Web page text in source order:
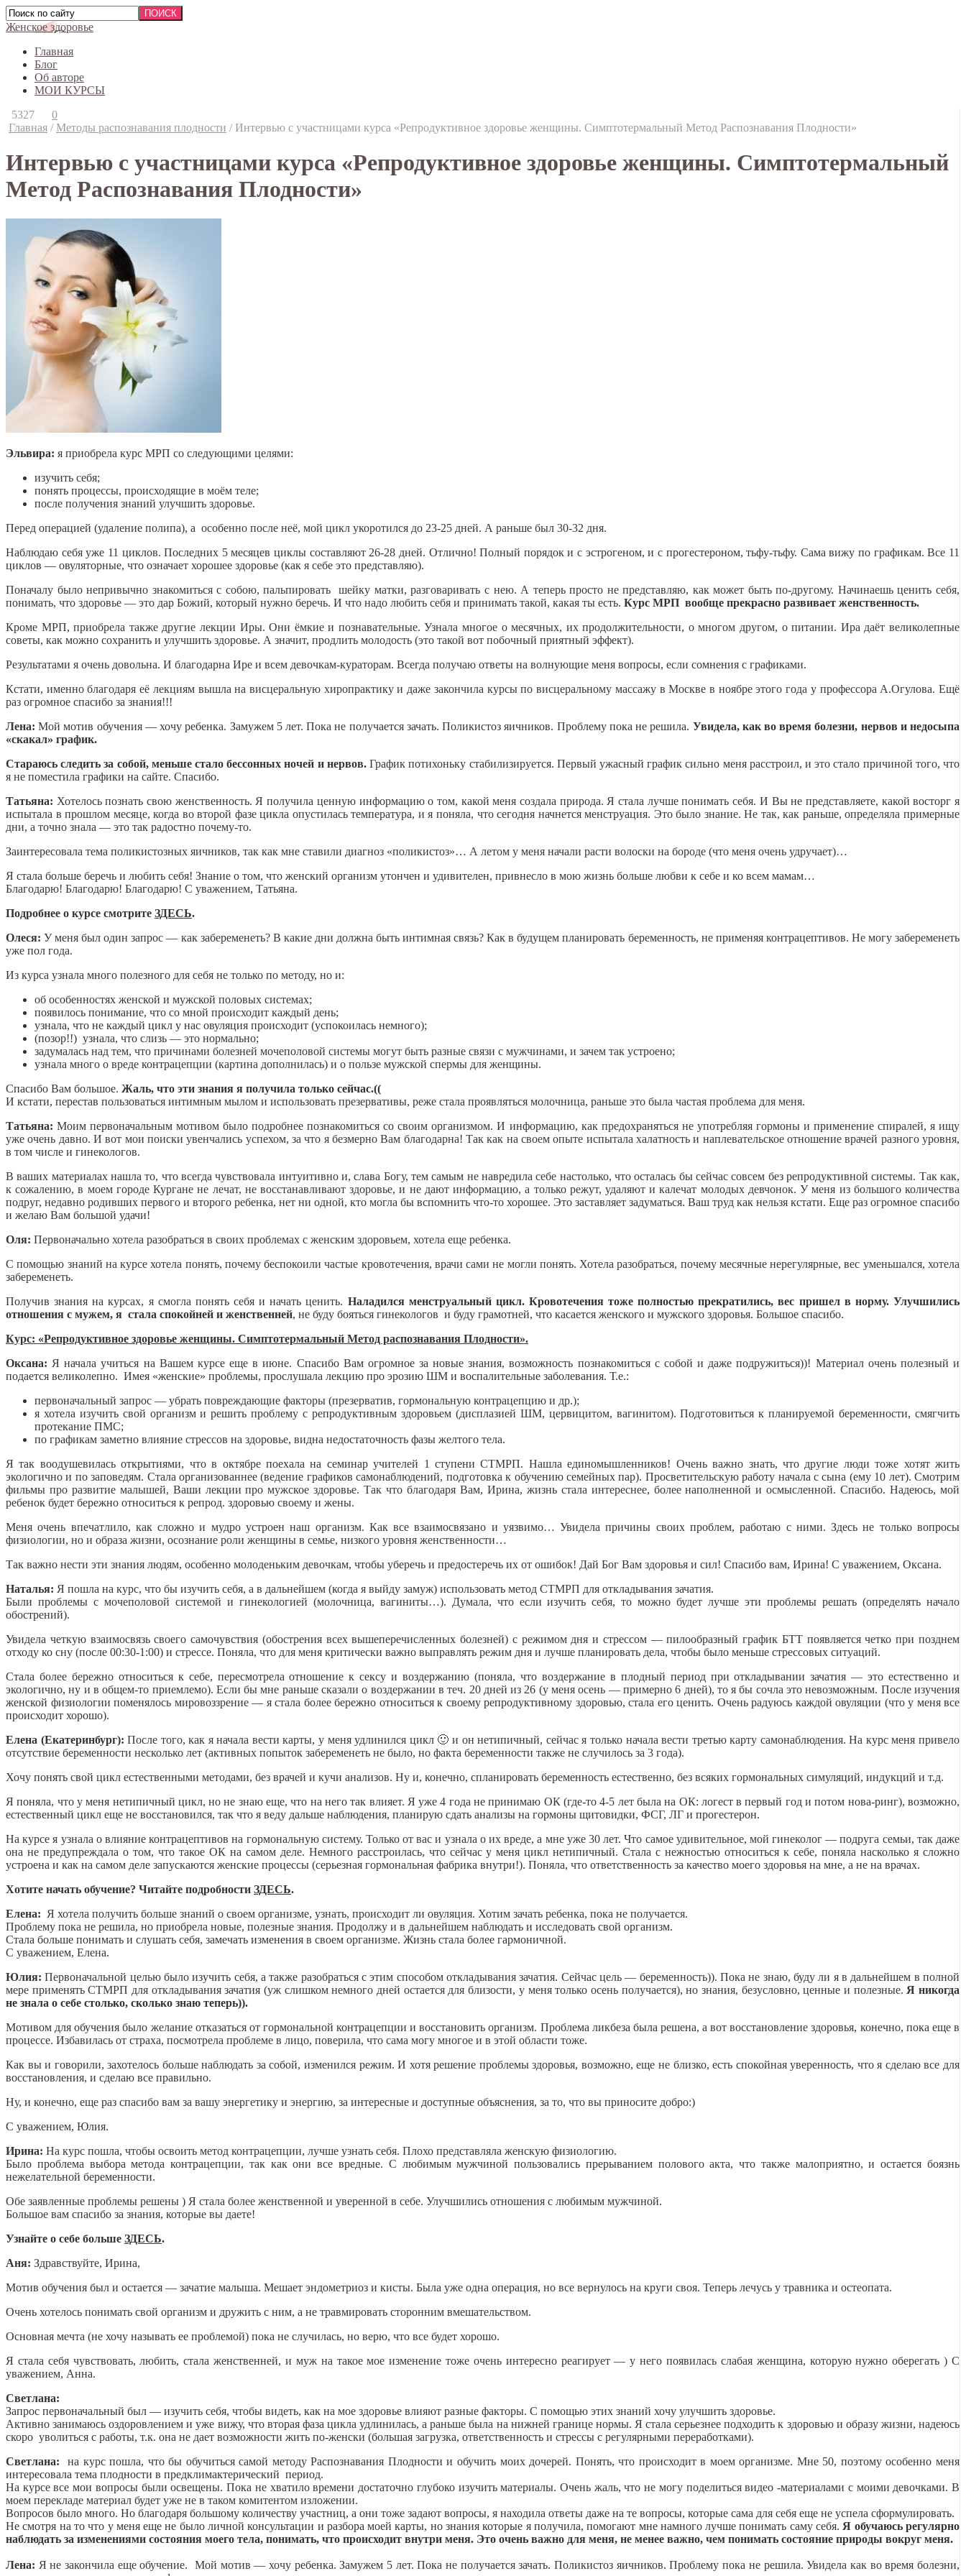
Женское здоровье
Главная
Блог
Об авторе
МОИ КУРСЫ
5327
0
Главная /Методы распознавания плодности /Интервью с участницами курса «Репродуктивное здоровье женщины. Симптотермальный Метод Распознавания Плодности»
Интервью с участницами курса «Репродуктивное здоровье женщины. Симптотермальный
Метод Распознавания Плодности»
Эльвира: я приобрела курс МРП со следующими целями:
изучить себя;
понять процессы, происходящие в моём теле;
после получения знаний улучшить здоровье.
Перед операцией (удаление полипа), а особенно после неё, мой цикл укоротился до 23-25 дней. А раньше был 30-32 дня.
Наблюдаю себя уже 11 циклов. Последних 5 месяцев циклы составляют 26-28 дней. Отлично! Полный порядок и с эстрогеном, и с прогестероном, тьфу-тьфу. Сама вижу по графикам. Все 11
циклов — овуляторные, что означает хорошее здоровье (как я себе это представляю).
Поначалу было непривычно знакомиться с собою, пальпировать шейку матки, разговаривать с нею. А теперь просто не представляю, как может быть по-другому. Начинаешь ценить себя,
понимать, что здоровье — это дар Божий, который нужно беречь. И что надо любить себя и принимать такой, какая ты есть. Курс МРП вообще прекрасно развивает женственность.
Кроме МРП, приобрела также другие лекции Иры. Они ёмкие и познавательные. Узнала многое о месячных, их продолжительности, о многом другом, о питании. Ира даёт великолепные
советы, как можно сохранить и улучшить здоровье. А значит, продлить молодость (это такой вот побочный приятный эффект).
Результатами я очень довольна. И благодарна Ире и всем девочкам-кураторам. Всегда получаю ответы на волнующие меня вопросы, если сомнения с графиками.
Кстати, именно благодаря её лекциям вышла на висцеральную хиропрактику и даже закончила курсы по висцеральному массажу в Москве в ноябре этого года у профессора А.Огулова. Ещё
раз огромное спасибо за знания!!!
Лена:Мой мотив обучения — хочу ребенка. Замужем 5 лет. Пока не получается зачать. Поликистоз яичников. Проблему пока не решила. Увидела, как во время болезни, нервов и недосыпа
«скакал» график.
Стараюсь следить за собой, меньше стало бессонных ночей и нервов.График потихоньку стабилизируется. Первый ужасный график сильно меня расстроил, и это стало причиной того, что
я не поместила графики на сайте. Спасибо.
Татьяна: Хотелось познать свою женственность. Я получила ценную информацию о том, какой меня создала природа. Я стала лучше понимать себя. И Вы не представляете, какой восторг я
испытала в прошлом месяце, когда во второй фазе цикла опустилась температура, и я поняла, что сегодня начнется менструация. Это было знание. Не так, как раньше, определяла примерные
дни, а точно знала — это так радостно почему-то.
Заинтересовала тема поликистозных яичников, так как мне ставили диагноз «поликистоз»… А летом у меня начали расти волоски на бороде (что меня очень удручает)…
Я стала больше беречь и любить себя! Знание о том, что женский организм утончен и удивителен, привнесло в мою жизнь больше любви к себе и ко всем мамам…
Благодарю! Благодарю! Благодарю! С уважением, Татьяна.
Подробнее о курсе смотрите ЗДЕСЬ.
Олеся: У меня был один запрос — как забеременеть? В какие дни должна быть интимная связь? Как в будущем планировать беременность, не применяя контрацептивов. Не могу забеременеть
уже пол года.
Из курса узнала много полезного для себя не только по методу, но и:
об особенностях женской и мужской половых системах;
появилось понимание, что со мной происходит каждый день;
узнала, что не каждый цикл у нас овуляция происходит (успокоилась немного);
(позор!!) узнала, что слизь — это нормально;
задумалась над тем, что причинами болезней мочеполовой системы могут быть разные связи с мужчинами, и зачем так устроено;
узнала много о вреде контрацепции (картина дополнилась) и о пользе мужской спермы для женщины.
Спасибо Вам большое. Жаль, что эти знания я получила только сейчас.((
И кстати, перестав пользоваться интимным мылом и использовать презервативы, реже стала проявляться молочница, раньше это была частая проблема для меня.
Татьяна: Моим первоначальным мотивом было подробнее познакомиться со своим организмом. И информацию, как предохраняться не употребляя гормоны и применение спиралей, я ищу
уже очень давно. И вот мои поиски увенчались успехом, за что я безмерно Вам благодарна! Так как на своем опыте испытала халатность и наплевательское отношение врачей разного уровня,
в том числе и гинекологов.
В ваших материалах нашла то, что всегда чувствовала интуитивно и, слава Богу, тем самым не навредила себе настолько, что осталась бы сейчас совсем без репродуктивной системы. Так как,
к сожалению, в моем городе Кургане не лечат, не восстанавливают здоровье, и не дают информацию, а только режут, удаляют и калечат молодых девчонок. У меня из большого количества
подруг, недавно родивших первого и второго ребенка, нет ни одной, кто могла бы вспомнить что-то хорошее. Это заставляет задуматься. Ваш труд как нельзя кстати. Еще раз огромное спасибо
и желаю Вам большой удачи!
Оля: Первоначально хотела разобраться в своих проблемах с женским здоровьем, хотела еще ребенка.
С помощью знаний на курсе хотела понять, почему беспокоили частые кровотечения, врачи сами не могли понять. Хотела разобраться, почему месячные нерегулярные, вес уменьшался, хотела
забеременеть.
Получив знания на курсах, я смогла понять себя и начать ценить. Наладился менструальный цикл. Кровотечения тоже полностью прекратились, вес пришел в норму. Улучшились
отношения с мужем, я стала спокойней и женственней, не буду бояться гинекологов и буду грамотней, что касается женского и мужского здоровья. Большое спасибо.
Курс: «Репродуктивное здоровье женщины. Симптотермальный Метод распознавания Плодности».
Оксана: Я начала учиться на Вашем курсе еще в июне. Спасибо Вам огромное за новые знания, возможность познакомиться с собой и даже подружиться))! Материал очень полезный и
подается великолепно. Имея «женские» проблемы, прослушала лекцию про эрозию ШМ и воспалительные заболевания. Т.е.:
первоначальный запрос — убрать повреждающие факторы (презерватив, гормональную контрацепцию и др.);
я хотела изучить свой организм и решить проблему с репродуктивным здоровьем (дисплазией ШМ, цервицитом, вагинитом). Подготовиться к планируемой беременности, смягчить
протекание ПМС;
по графикам заметно влияние стрессов на здоровье, видна недостаточность фазы желтого тела.
Я так воодушевилась открытиями, что в октябре поехала на семинар учителей 1 ступени СТМРП. Нашла единомышленников! Очень важно знать, что другие люди тоже хотят жить
экологично и по заповедям. Стала организованнее (ведение графиков самонаблюдений, подготовка к обучению семейных пар). Просветительскую работу начала с сына (ему 10 лет). Смотрим
фильмы про развитие малышей, Ваши лекции про мужское здоровье. Так что благодаря Вам, Ирина, жизнь стала интереснее, более наполненной и осмысленной. Спасибо. Надеюсь, мой
ребенок будет бережно относиться к репрод. здоровью своему и жены.
Меня очень впечатлило, как сложно и мудро устроен наш организм. Как все взаимосвязано и уязвимо… Увидела причины своих проблем, работаю с ними. Здесь не только вопросы
физиологии, но и образа жизни, осознание роли женщины в семье, низкого уровня женственности…
Так важно нести эти знания людям, особенно молоденьким девочкам, чтобы уберечь и предостеречь их от ошибок! Дай Бог Вам здоровья и сил! Спасибо вам, Ирина! С уважением, Оксана.
Наталья: Я пошла на курс, что бы изучить себя, а в дальнейшем (когда я выйду замуж) использовать метод СТМРП для откладывания зачатия.
Были проблемы с мочеполовой системой и гинекологией (молочница, вагиниты…). Думала, что если изучить себя, то можно будет лучше эти проблемы решать (определять начало
обострений).
Увидела четкую взаимосвязь своего самочувствия (обострения всех вышеперечисленных болезней) с режимом дня и стрессом — пилообразный график БТТ появляется четко при позднем
отходу ко сну (после 00:30-1:00) и стрессе. Поняла, что для меня критически важно выправлять режим дня и лучше планировать дела, чтобы было меньше стрессовых ситуаций.
Стала более бережно относиться к себе, пересмотрела отношение к сексу и воздержанию (поняла, что воздержание в плодный период при откладывании зачатия — это естественно и
экологично, ну и в общем-то приемлемо). Если бы мне раньше сказали о воздержании в теч. 20 дней из 26 (у меня осень — примерно 6 дней), то я бы сочла это невозможным. После изучения
женской физиологии поменялось мировоззрение — я стала более бережно относиться к своему репродуктивному здоровью, стала его ценить. Очень радуюсь каждой овуляции (что у меня все
происходит хорошо).
Елена (Екатеринбург): После того, как я начала вести карты, у меня удлинился цикл 🙂 и он нетипичный, сейчас я только начала вести третью карту самонаблюдения. На курс меня привело
отсутствие беременности несколько лет (активных попыток забеременеть не было, но факта беременности также не случилось за 3 года).
Хочу понять свой цикл естественными методами, без врачей и кучи анализов. Ну и, конечно, спланировать беременность естественно, без всяких гормональных симуляций, индукций и т.д.
Я поняла, что у меня нетипичный цикл, но не знаю еще, что на него так влияет. Я уже 4 года не принимаю ОК (где-то 4-5 лет была на ОК: логест в первый год и потом нова-ринг), возможно,
естественный цикл еще не восстановился, так что я веду дальше наблюдения, планирую сдать анализы на гормоны щитовидки, ФСГ, ЛГ и прогестерон.
На курсе я узнала о влияние контрацептивов на гормональную систему. Только от вас и узнала о их вреде, а мне уже 30 лет. Что самое удивительное, мой гинеколог — подруга семьи, так даже
она не предупреждала о том, что такое ОК на самом деле. Немного расстроилась, что сейчас у меня цикл нетипичный. Стала с нежностью относиться к себе, поняла насколько я сложно
устроена и как на самом деле запускаются женские процессы (серьезная гормональная фабрика внутри!). Поняла, что ответственность за качество моего здоровья на мне, а не на врачах.
Хотите начать обучение? Читайте подробности ЗДЕСЬ.
Елена: Я хотела получить больше знаний о своем организме, узнать, происходит ли овуляция. Хотим зачать ребенка, пока не получается.
Проблему пока не решила, но приобрела новые, полезные знания. Продолжу и в дальнейшем наблюдать и исследовать свой организм.
Стала больше понимать и слушать себя, замечать изменения в своем организме. Жизнь стала более гармоничной.
С уважением, Елена.
Юлия: Первоначальной целью было изучить себя, а также разобраться с этим способом откладывания зачатия. Сейчас цель — беременность)). Пока не знаю, буду ли я в дальнейшем в полной
мере применять СТМРП для откладывания зачатия (уж слишком немного дней остается для близости, у меня только осень получается), но знания, безусловно, ценные и полезные. Я никогда
не знала о себе столько, сколько знаю теперь)).
Мотивом для обучения было желание отказаться от гормональной контрацепции и восстановить организм. Проблема ликбеза была решена, а вот восстановление здоровья, конечно, пока еще в
процессе. Избавилась от страха, посмотрела проблеме в лицо, поверила, что сама могу многое и в этой области тоже.
Как вы и говорили, захотелось больше наблюдать за собой, изменился режим. И хотя решение проблемы здоровья, возможно, еще не близко, есть спокойная уверенность, что я сделаю все для
восстановления, и сделаю все правильно.
Ну, и конечно, еще раз спасибо вам за вашу энергетику и энергию, за интересные и доступные объяснения, за то, что вы приносите добро:)
С уважением, Юлия.
Ирина: На курс пошла, чтобы освоить метод контрацепции, лучше узнать себя. Плохо представляла женскую физиологию.
Было проблема выбора метода контрацепции, так как они все вредные. С любимым мужчиной пользовались прерыванием полового акта, что также малоприятно, и остается боязнь
нежелательной беременности.
Обе заявленные проблемы решены ) Я стала более женственной и уверенной в себе. Улучшились отношения с любимым мужчиной.
Большое вам спасибо за знания, которые вы даете!
Узнайте о себе больше ЗДЕСЬ.
Аня: Здравствуйте, Ирина,
Мотив обучения был и остается — зачатие малыша. Мешает эндометриоз и кисты. Была уже одна операция, но все вернулось на круги своя. Теперь лечусь у травника и остеопата.
Очень хотелось понимать свой организм и дружить с ним, а не травмировать сторонним вмешательством.
Основная мечта (не хочу называть ее проблемой) пока не случилась, но верю, что все будет хорошо.
Я стала себя чувствовать, любить, стала женственней, и муж на такое мое изменение тоже очень интересно реагирует — у него появилась слабая женщина, которую нужно оберегать ) С
уважением, Анна.
Светлана:
Запрос первоначальный был — изучить себя, чтобы видеть, как на мое здоровье влияют разные факторы. С помощью этих знаний хочу улучшить здоровье.
Активно занимаюсь оздоровлением и уже вижу, что вторая фаза цикла удлинилась, а раньше была на нижней границе нормы. Я стала серьезнее подходить к здоровью и образу жизни, надеюсь
скоро уволиться с работы, т.к. она не дает возможности жить по-женски (большая загрузка, ответственность и стрессы с регулярными переработками).
Светлана: на курс пошла, что бы обучиться самой методу Распознавания Плодности и обучить моих дочерей. Понять, что происходит в моем организме. Мне 50, поэтому особенно меня
интересовала тема плодности в предклимактерический период.
На курсе все мои вопросы были освещены. Пока не хватило времени достаточно глубоко изучить материалы. Очень жаль, что не могу поделиться видео -материалами с моими девочками. В
моем перекладе материал будет уже не в таком комитентом изложении.
Вопросов было много. Но благодаря большому количеству участниц, а они тоже задают вопросы, я находила ответы даже на те вопросы, которые сама для себя еще не успела сформулировать.
Не смотря на то что у меня еще не было личной консультации и разбора моей карты, но знания которые я получила, помогают мне намного лучше понимать саму себя. Я обучаюсь регулярно
наблюдать за изменениями состояния моего тела, понимать, что происходит внутри меня. Это очень важно для меня, не менее важно, чем понимать состояние природы вокруг меня.
Лена: Я не закончила еще обучение. Мой мотив — хочу ребенка. Замужем 5 лет. Пока не получается зачать. Поликистоз яичников. Проблему пока не решила. Увидела как во время болезни,